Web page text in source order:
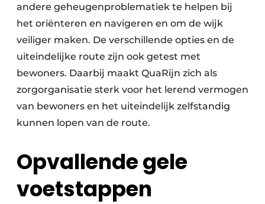
andere geheugenproblematiek te helpen bij
het oriënteren en navigeren en om de wijk
veiliger maken. De verschillende opties en de
uiteindelijke route zijn ook getest met
bewoners. Daarbij maakt QuaRijn zich als
zorgorganisatie sterk voor het lerend vermogen
van bewoners en het uiteindelijk zelfstandig
kunnen lopen van de route.
Opvallende gele
voetstappen